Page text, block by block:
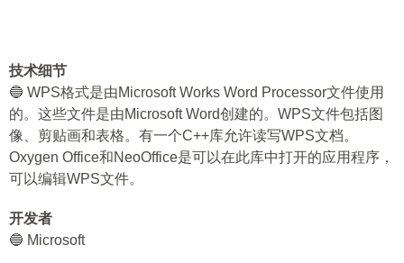
技术细节
🔵 WPS格式是由Microsoft Works Word Processor文件使用
的。这些文件是由Microsoft Word创建的。WPS文件包括图
像、剪贴画和表格。有一个C++库允许读写WPS文档。
Oxygen Office和NeoOffice是可以在此库中打开的应用程序，
可以编辑WPS文件。
开发者
🔵 Microsoft